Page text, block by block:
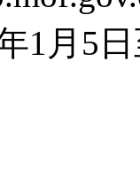
1月5